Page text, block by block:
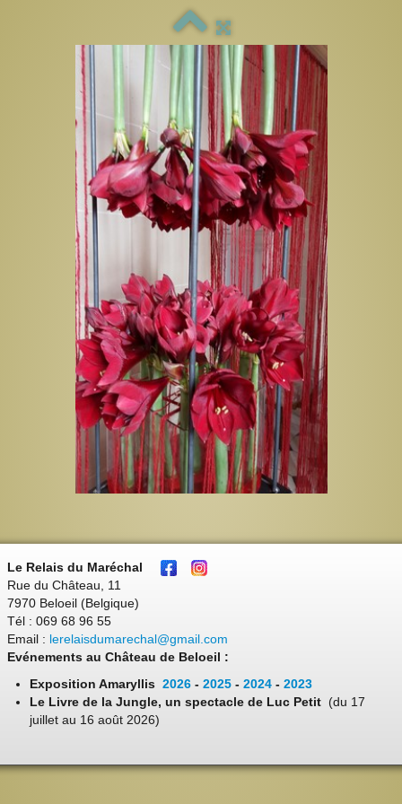
Le Relais du Maréchal
Rue du Château, 11
7970 Beloeil (Belgique)
Tél : 069 68 96 55
Email : lerelaisdumarechal@gmail.com
Evénements au Château de Beloeil :
Exposition Amaryllis 2026 - 2025 - 2024 - 2023
Le Livre de la Jungle, un spectacle de Luc Petit (du 17
juillet au 16 août 2026)